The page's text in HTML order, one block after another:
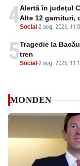
4Social -2 aug. 2026,
Alertă în județul
Alte 12 garnituri,
5Social -2 aug. 2026,
Tragedie la
tren
MONDEN